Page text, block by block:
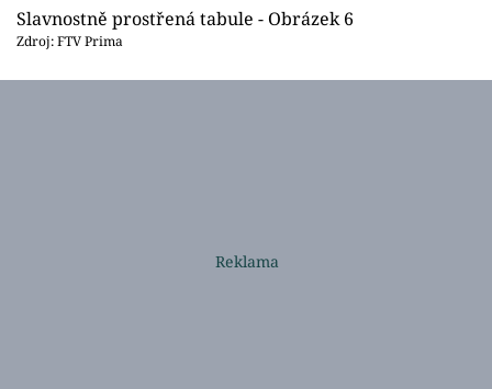
Slavnostně prostřená tabule - Obrázek 6
Zdroj: FTV Prima